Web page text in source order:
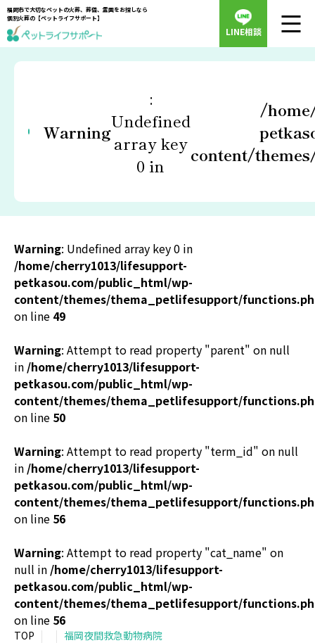
福岡市で大切なペットの火葬、葬儀、霊園をお探しなら
個別火葬の【ペットライフサポート】
LINE相談
Warning
:
Undefined
array key
0 in
/
content/
Warning: Undefined array key 0 in
/home/cherry1013/lifesupport-
petkasou.com/public_html/wp-
content/themes/thema_petlifesupport/
on line 49
Warning: Attempt to read property "parent" on null
in /home/cherry1013/lifesupport-
petkasou.com/public_html/wp-
content/themes/thema_petlifesupport/
on line 50
Warning: Attempt to read property "term_id" on null
in /home/cherry1013/lifesupport-
petkasou.com/public_html/wp-
content/themes/thema_petlifesupport/
on line 56
Warning: Attempt to read property "cat_name" on
null in /home/cherry1013/lifesupport-
petkasou.com/public_html/wp-
content/themes/thema_petlifesupport/
on line 56
TOP 福岡夜間救急動物病院